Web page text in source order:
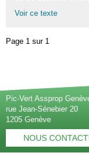
Voir ce texte
Page 1 sur 1
Pic-Vert Assprop
rue Jean-Sénebier 20
1205 Genève
NOUS